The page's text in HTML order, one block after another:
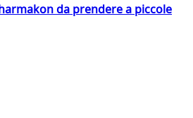
da prendere a piccole